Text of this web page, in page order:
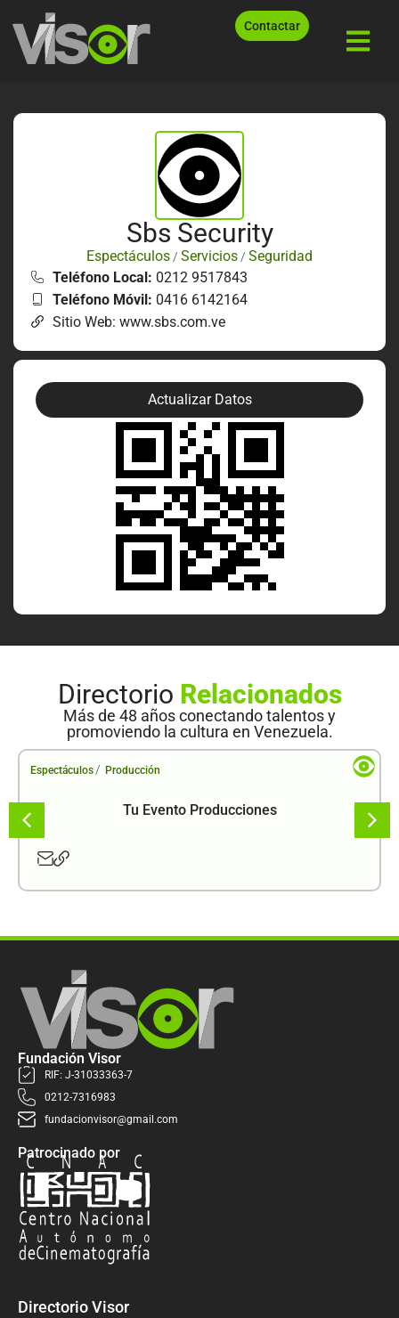
Contactar
Sbs Security
Espectáculos / Servicios / Seguridad
Teléfono Local: 0212 9517843
Teléfono Móvil: 0416 6142164
Sitio Web: www.sbs.com.ve
Actualizar Datos
Directorio Relacionados
Más de 48 años conectando talentos y
promoviendo la cultura en Venezuela.
Espectáculos / Producción
Tu Evento Producciones
Fundación Visor
RIF: J-31033363-7
0212-7316983
fundacionvisor@gmail.com
Patrocinado por
Directorio Visor